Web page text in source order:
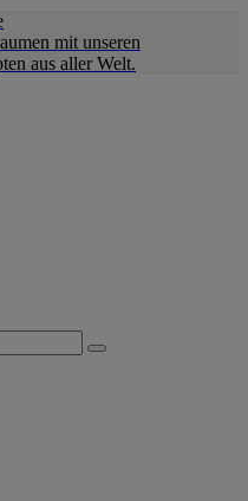
mit unseren
aus aller Welt.